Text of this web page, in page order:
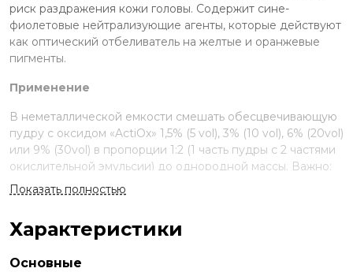
риск раздражения кожи головы. Содержит сине-
фиолетовые нейтрализующие агенты, которые действуют
как оптический отбеливатель на желтые и оранжевые
пигменты.
Применение
В неметаллической емкости смешать обесцвечивающую
пудру с оксидом «ActiOx» 1,5% (5 vol), 3% (10 vol), 6% (20vol)
или 9% (30vol) в пропорции 1:2 (1 часть пудры с 2 частями
окислительной эмульсии) до однородной массы. Важно:
После смешивания пудры и оксида дать постоять смеси
около 1 минуты и повторно размешать получившуюся
предварительного мытья. Рекомендуемое время
контроле и зависит от базового цвета и желаемого
Показать полностью
Характеристики
Основные